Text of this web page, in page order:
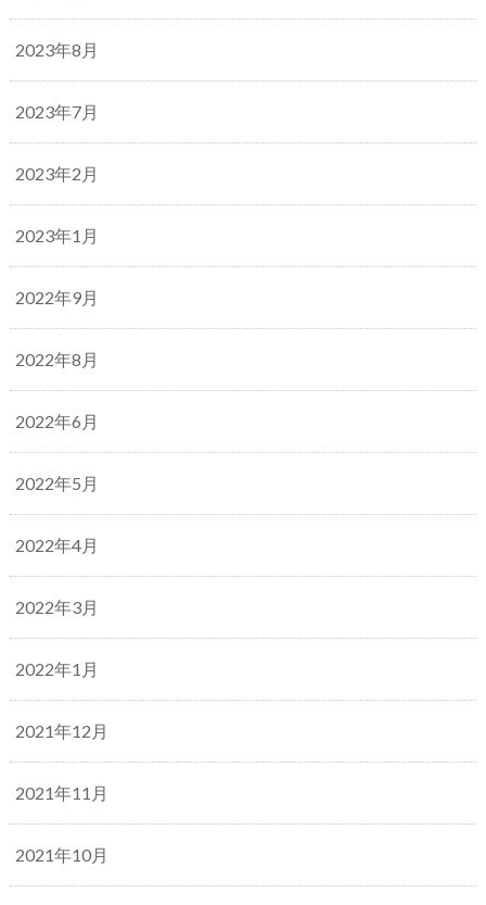
2023年8月
2023年7月
2023年2月
2023年1月
2022年9月
2022年8月
2022年6月
2022年5月
2022年4月
2022年3月
2022年1月
2021年12月
2021年11月
2021年10月